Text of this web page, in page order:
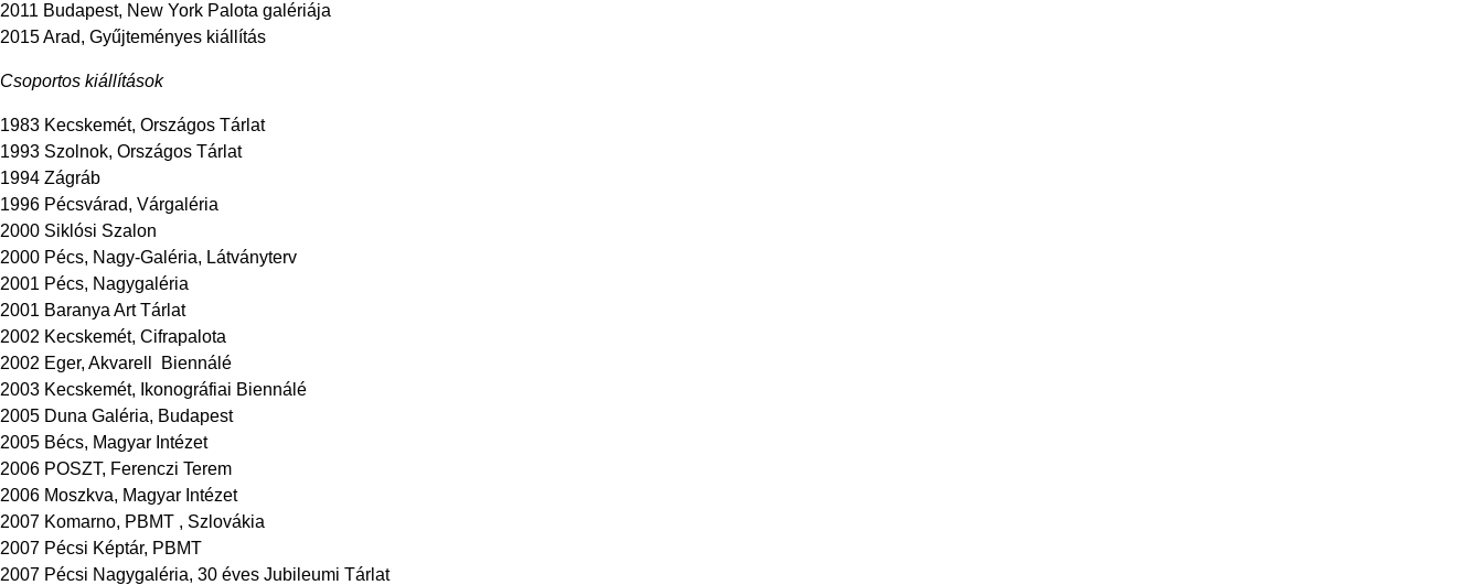
2011 Budapest, New York Palota galériája
2015 Arad, Gyűjteményes kiállítás
Csoportos kiállítások
1983 Kecskemét, Országos Tárlat
1993 Szolnok, Országos Tárlat
1994 Zágráb
1996 Pécsvárad, Várgaléria
2000 Siklósi Szalon
2000 Pécs, Nagy-Galéria, Látványterv
2001 Pécs, Nagygaléria
2001 Baranya Art Tárlat
2002 Kecskemét, Cifrapalota
2002 Eger, Akvarell Biennálé
2003 Kecskemét, Ikonográfiai Biennálé
2005 Duna Galéria, Budapest
2005 Bécs, Magyar Intézet
2006 POSZT, Ferenczi Terem
2006 Moszkva, Magyar Intézet
2007 Komarno, PBMT , Szlovákia
2007 Pécsi Képtár, PBMT
2007 Pécsi Nagygaléria, 30 éves Jubileumi Tárlat